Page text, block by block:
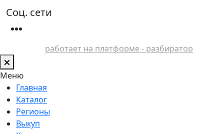
Соц. сети
работает на платформе - разбиратор
Меню
Главная
Каталог
Регионы
Выкуп